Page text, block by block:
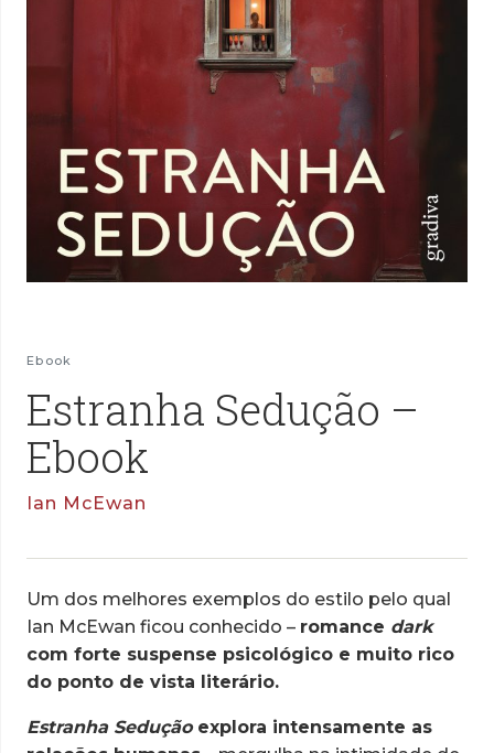
Ebook
Estranha Sedução –
Ebook
Ian McEwan
Um dos melhores exemplos do estilo pelo qual
Ian McEwan ficou conhecido – romance dark
com forte suspense psicológico e muito rico
do ponto de vista literário.
Estranha Seduçãoexplora intensamente as